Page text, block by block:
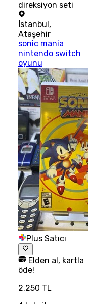
direksiyon seti
İstanbul ,
Ataşehir
sonic mania
nintendo switch
oyunu
Plus Satıcı
Elden al, kartla
öde!
2.250 TL